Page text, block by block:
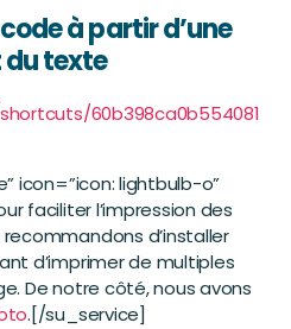
à partir d’une
texte
60b398ca0b554081
icon=”icon: lightbulb-o”
faciliter l’impression des
d’installer
d’imprimer de multiples
De notre côté, nous avons
.[/su_service]